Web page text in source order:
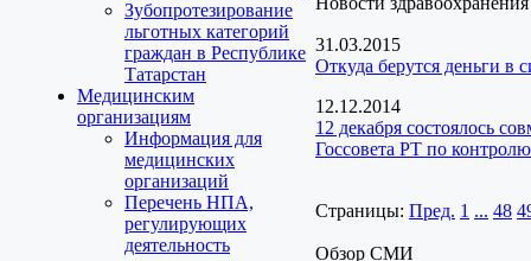
Зубопротезирование
льготных категорий
граждан в Республике
Татарстан
Медицинским
организациям
Информация для
медицинских
организаций
Перечень НПА,
регулирующих
деятельность
31.03.2015
Откуда берутся деньги в
12.12.2014
12 декабря состоялось
Госсовета РТ по
Страницы: Пред. 1 ... 48
Обзор СМИ